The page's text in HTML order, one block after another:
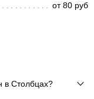
от 80 руб
в Столбцах?